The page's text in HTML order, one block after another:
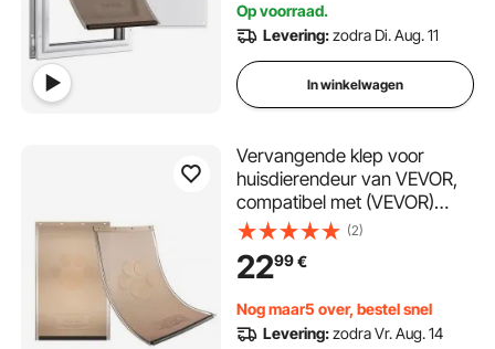
Op voorraad.
Levering:zodra Di. Aug. 11
In winkelwagen
Vervangende klep voor
huisdierendeur van VEVOR,
compatibel met (VEVOR)
huisdierendeuren, 346,1 x
600 mm, duurzamer,
weerbestendig, dikker PVC
lange magneetstrip (XL)
(2)
2299€
Nog maar5 over, bestel snel
Levering:zodra Vr. Aug. 14